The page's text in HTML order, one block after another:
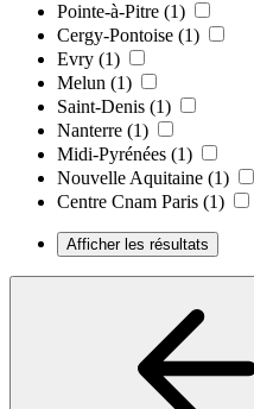
Pointe-à-Pitre (1)
Cergy-Pontoise (1)
Evry (1)
Melun (1)
Saint-Denis (1)
Nanterre (1)
Midi-Pyrénées (1)
Nouvelle Aquitaine (1)
Centre Cnam Paris (1)
Afficher les résultats